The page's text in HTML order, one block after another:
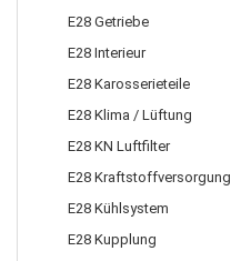
E28 Getriebe
E28 Interieur
E28 Karosserieteile
E28 Klima / Lüftung
E28 KN Luftfilter
E28 Kraftstoffversorgung
E28 Kühlsystem
E28 Kupplung